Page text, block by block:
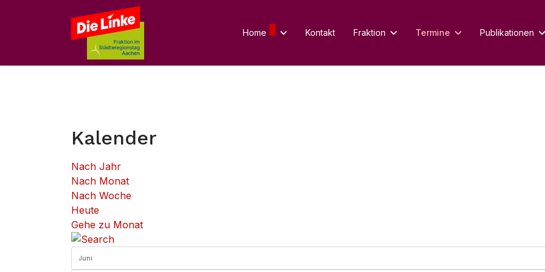
Home Kontakt Fraktion Termine Publikationen
Kalender
Nach Jahr
Nach Monat
Nach Woche
Heute
Gehe zu Monat